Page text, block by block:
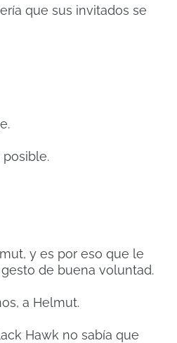
que sus invitados se
posible.
y es por eso que le
de buena voluntad.
a Helmut.
Hawk no sabía que